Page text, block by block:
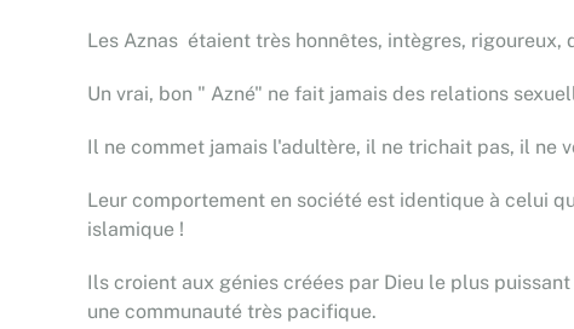
Les Aznas étaient très honnêtes, intègres, rigoureux,
Un vrai, bon " Azné" ne fait jamais des relations
Il ne commet jamais l'adultère, il ne trichait pas, il ne
Leur comportement en société est identique à celui
islamique !
Ils croient aux génies créées par Dieu le plus
une communauté très pacifique.